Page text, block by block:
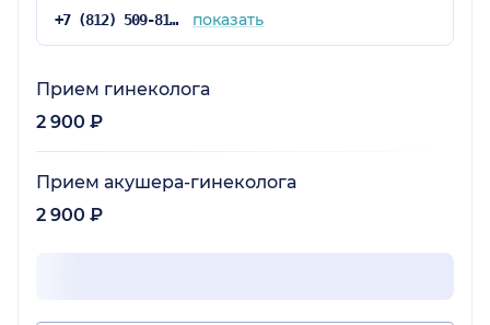
+7 (812) 509-81-68 показать
Прием гинеколога
2 900 ₽
Прием акушера-гинеколога
2 900 ₽